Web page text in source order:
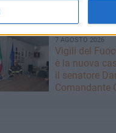
7 AGOSTO 2026
​Vigili del
è la nuova
il senatore
Comandante